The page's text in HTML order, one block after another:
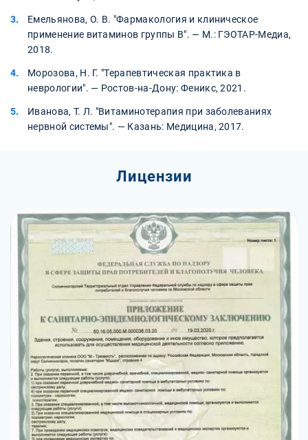
Емельянова, О. В. "Фармакология и клиническое
применение витаминов группы B". — М.: ГЭОТАР-Медиа,
2018.
Морозова, Н. Г. "Терапевтическая практика в
неврологии". — Ростов-на-Дону: Феникс, 2021.
Иванова, Т. Л. "Витаминотерапия при заболеваниях
нервной системы". — Казань: Медицина, 2017.
Лицензии